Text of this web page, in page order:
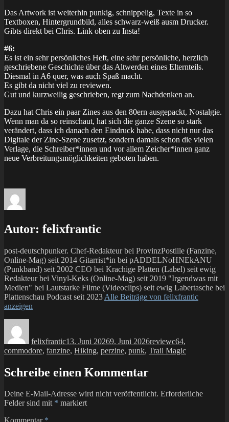
Das Artwork ist weiterhin punkig, schnippelig, Texte in so
Textboxen, Hintergrundbild, alles schwarz-weiß ausm Drucker.
Gibts direkt bei Chris. Link oben zu Insta!
#6:
Es ist ein sehr persönliches Heft, eine sehr persönliche, herzlich
geschriebene Geschichte über das Altwerden eines Elternteils.
Diesmal in A6 quer, was auch Spaß macht.
Es gibt da nicht viel zu reviewen.
Gut und kurzweilig geschrieben, regt zum Nachdenken an.
Dazu hat Chris ein paar Zines aus den 80ern ausgepackt, Nostalgie.
Wenn man da so reinschaut, hat sich die ganze Szene so stark
verändert, dass ich danach den Eindruck habe, dass nicht nur das
Digitale der Zine-Szene zusetzt, sondern damals schon die vielen
Verlage, die Schreiber*innen und vor allem Zeicher*innen ganz
neue Verbreitungsmöglichkeiten geboten haben.
Autor: felixfrantic
post-deutschpunker. Chef-Redakteur bei ProvinzPostille (Fanzine,
Online-Mag) seit 2014 Gitarrist*in bei pADDELNoHNEkANU
(Punkband) seit 2002 CEO bei Krachige Platten (Label) seit ewig
Redakteur bei Vinyl-Keks (Online-Mag) seit 2019 "Irgendwas mit
Medien" bei Lautstarke Filme (Videoclips) seit ewig Labertasche bei
Plattenschau Podcast seit 2023 Alle Beiträge von felixfrantic
anzeigen
felixfrantic13. Juni 20269. Juni 2026reviewc64,
commodore, fanzine, Hiking, perzine, punk, Trail Magic
Schreibe einen Kommentar
Deine E-Mail-Adresse wird nicht veröffentlicht. Erforderliche
Felder sind mit * markiert